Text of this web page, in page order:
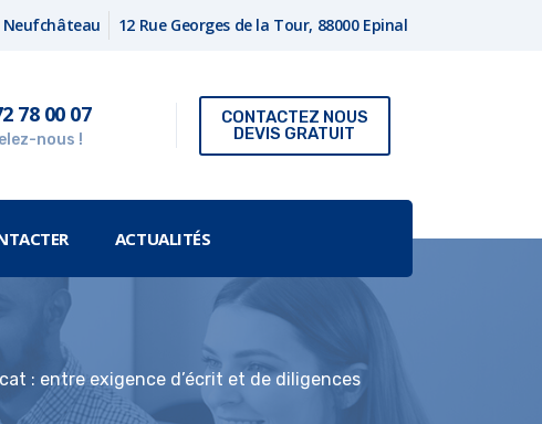
Neufchâteau 12 Rue Georges de la Tour, 88000 Epinal
78 00 07
nous !
CONTACTEZ NOUS
DEVIS GRATUIT
ACTUALITÉS
: entre exigence d’écrit et de diligences